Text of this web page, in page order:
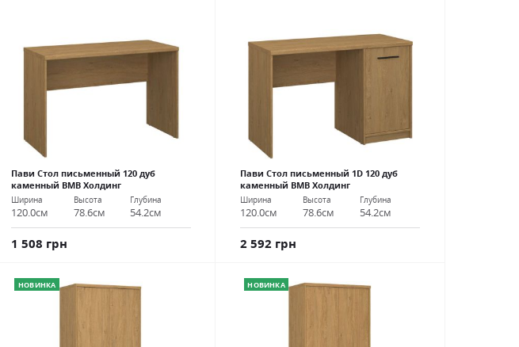
Пави Стол письменный 120 дуб
каменный ВМВ Холдинг
Ширина
120.0см
Высота
78.6см
Глубина
54.2см
1 508 грн
Пави Стол письменный 1D 120 дуб
каменный ВМВ Холдинг
Ширина
120.0см
Высота
78.6см
Глубина
54.2см
2 592 грн
НОВИНКА НОВИНКА